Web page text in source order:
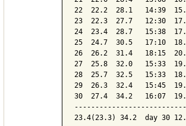
22  22.2  28.1   14:39
23  22.3  27.7   12:30
24  23.4  28.7   15:38
25  24.7  30.5   17:10
26  26.2  31.4   18:15
27  25.8  32.0   15:33
28  25.7  32.5   15:33
29  26.3  32.4   15:45
30  27.4  34.2   16:07
23.4(23.3) 34.2  day 30